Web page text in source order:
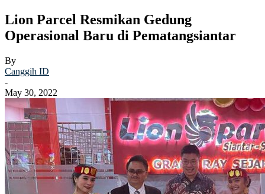
Lion Parcel Resmikan Gedung
Operasional Baru di Pematangsiantar
By
Canggih ID
-
May 30, 2022